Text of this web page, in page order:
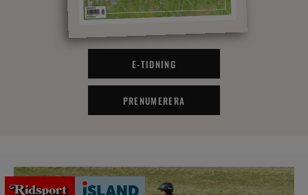
E-TIDNING
PRENUMERERA